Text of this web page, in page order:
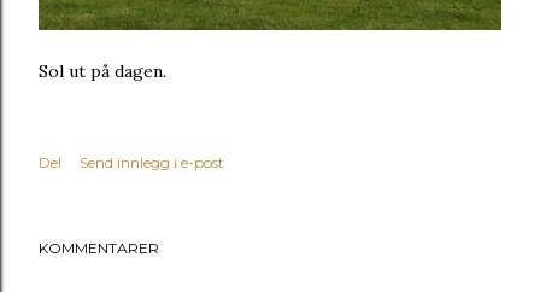
Sol ut på dagen.
Del Send innlegg i e-post
KOMMENTARER